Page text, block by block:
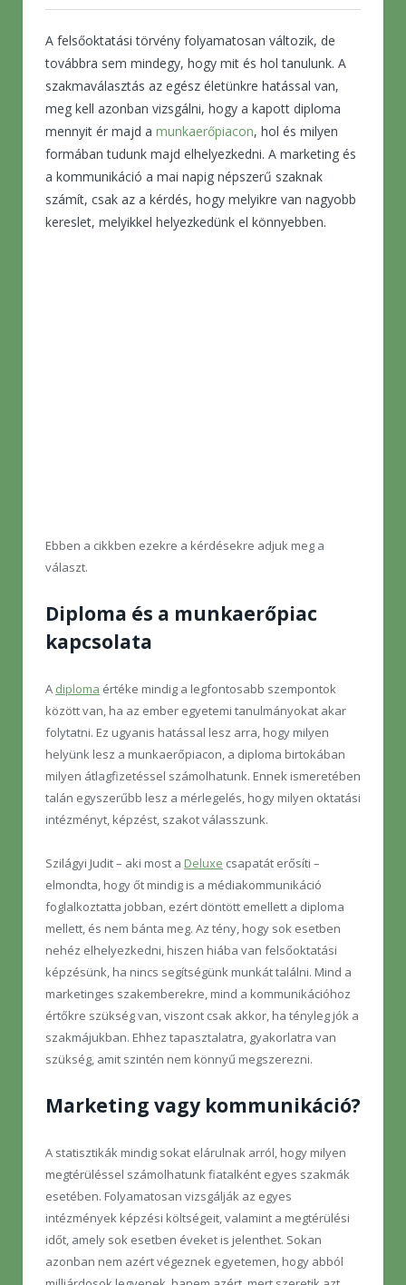
A felsőoktatási törvény folyamatosan változik, de
továbbra sem mindegy, hogy mit és hol tanulunk. A
szakmaválasztás az egész életünkre hatással van,
meg kell azonban vizsgálni, hogy a kapott diploma
mennyit ér majd a munkaerőpiacon, hol és milyen
formában tudunk majd elhelyezkedni. A marketing és
a kommunikáció a mai napig népszerű szaknak
számít, csak az a kérdés, hogy melyikre van nagyobb
kereslet, melyikkel helyezkedünk el könnyebben.
Ebben a cikkben ezekre a kérdésekre adjuk meg a
választ.
Diploma és a munkaerőpiac
kapcsolata
A diploma értéke mindig a legfontosabb szempontok
között van, ha az ember egyetemi tanulmányokat akar
folytatni. Ez ugyanis hatással lesz arra, hogy milyen
helyünk lesz a munkaerőpiacon, a diploma birtokában
milyen átlagfizetéssel számolhatunk. Ennek ismeretében
talán egyszerűbb lesz a mérlegelés, hogy milyen oktatási
intézményt, képzést, szakot válasszunk.
Szilágyi Judit – aki most a Deluxe csapatát erősíti –
elmondta, hogy őt mindig is a médiakommunikáció
foglalkoztatta jobban, ezért döntött emellett a diploma
mellett, és nem bánta meg. Az tény, hogy sok esetben
nehéz elhelyezkedni, hiszen hiába van felsőoktatási
képzésünk, ha nincs segítségünk munkát találni. Mind a
marketinges szakemberekre, mind a kommunikációhoz
értőkre szükség van, viszont csak akkor, ha tényleg jók a
szakmájukban. Ehhez tapasztalatra, gyakorlatra van
szükség, amit szintén nem könnyű megszerezni.
Marketing vagy kommunikáció?
A statisztikák mindig sokat elárulnak arról, hogy milyen
megtérüléssel számolhatunk fiatalként egyes szakmák
esetében. Folyamatosan vizsgálják az egyes
intézmények képzési költségeit, valamint a megtérülési
időt, amely sok esetben éveket is jelenthet. Sokan
azonban nem azért végeznek egyetemen, hogy abból